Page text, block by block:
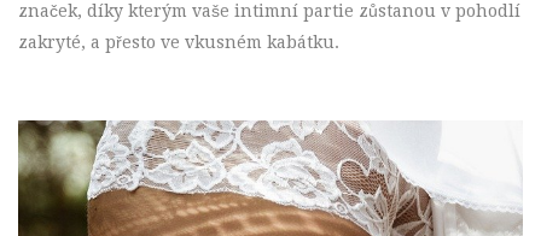
značek, díky kterým vaše intimní partie zůstanou v pohodlí
zakryté, a přesto ve vkusném kabátku.